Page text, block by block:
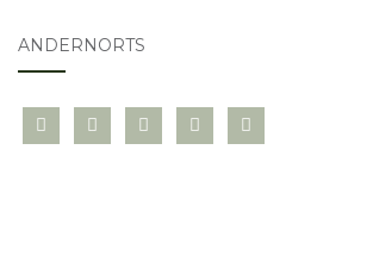
ANDERNORTS
bloglovininstagramtwitter pinterest
mail